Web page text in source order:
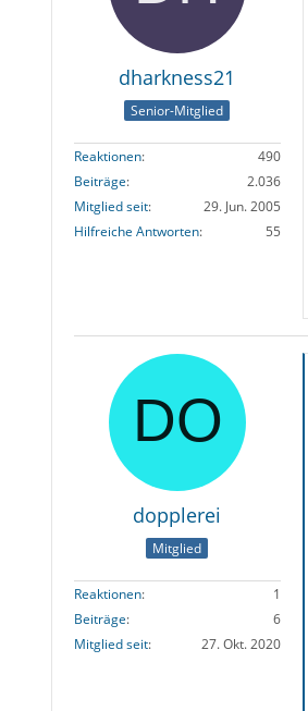
dharkness21
Senior-Mitglied
Reaktionen
490
Beiträge
2.036
Mitglied seit
29. Jun. 2005
Hilfreiche Antworten
55
dopplerei
Mitglied
Reaktionen
1
Beiträge
6
Mitglied seit
27. Okt. 2020